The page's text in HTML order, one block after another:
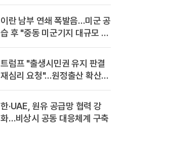
이란 남부 연쇄 폭발음…미군 공
습 후 "중동 미군기지 대규모 보
복" 경고
트럼프 "출생시민권 유지 판결
재심리 요청"…원정출산 확산
주장
한·UAE, 원유 공급망 협력 강
화…비상시 공동 대응체계 구축